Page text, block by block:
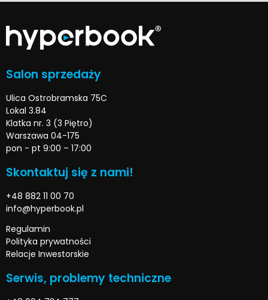
Salon sprzedaży
Ulica Ostrobramska 75C
Lokal 3.84
Klatka nr. 3 (3 Piętro)
Warszawa 04-175
pon - pt 9:00 – 17:00
Skontaktuj się z nami!
+48 882 11 00 70
info@hyperbook.pl
Regulamin
Polityka prywatności
Relacje Inwestorskie
Serwis, problemy techniczne